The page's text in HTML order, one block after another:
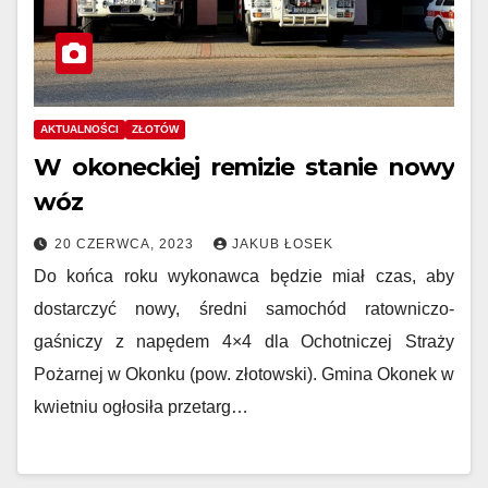
AKTUALNOŚCI ZŁOTÓW
W okoneckiej remizie stanie nowy
wóz
20 CZERWCA, 2023 JAKUB ŁOSEK
Do końca roku wykonawca będzie miał czas, aby
dostarczyć nowy, średni samochód ratowniczo-
gaśniczy z napędem 4×4 dla Ochotniczej Straży
Pożarnej w Okonku (pow. złotowski). Gmina Okonek w
kwietniu ogłosiła przetarg…